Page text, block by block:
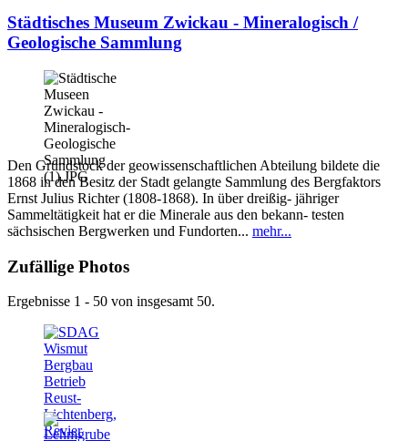
Städtisches Museum Zwickau - Mineralogisch /
Geologische Sammlung
Den Grundstock der geowissenschaftlichen Abteilung bildete die
1868 in den Besitz der Stadt gelangte Sammlung des Bergfaktors
Ernst Julius Richter (1808-1868). In über dreißig- jähriger
Sammeltätigkeit hat er die Minerale aus den bekann- testen
sächsischen Bergwerken und Fundorten... mehr...
Zufällige Photos
Ergebnisse 1 - 50 von insgesamt 50.